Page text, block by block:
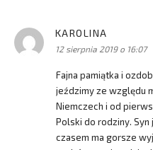
KAROLINA
12 sierpnia 2019 o 16:07
Fajna pamiątka i
jeździmy ze względu
Niemczech i od
Polski do rodziny.
czasem ma gorsze